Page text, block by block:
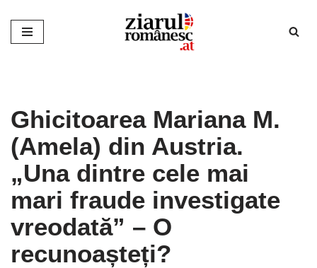
Sari
Ghicitoarea Mariana M.
(Amela) din Austria.
„Una dintre cele mai
mari fraude investigate
vreodată” – O
recunoașteți?